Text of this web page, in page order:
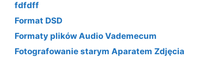
fdfdff
Format DSD
Formaty plików Audio Vademecum
Fotografowanie starym Aparatem Zdjęcia